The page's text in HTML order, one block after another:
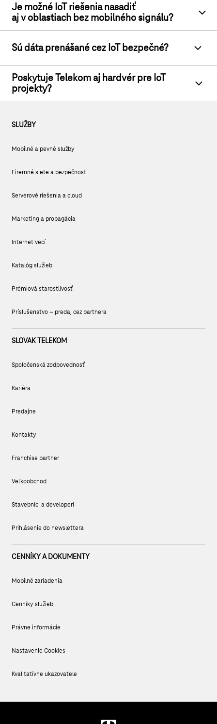
Je možné IoT riešenia nasadiť
aj v oblastiach bez mobilného signálu?
Sú dáta prenášané cez IoT bezpečné?
Poskytuje Telekom aj hardvér pre IoT
projekty?
SLUŽBY
Mobilné a pevné služby
Firemné siete a bezpečnosť
Serverové riešenia a cloud
Marketing a propagácia
Internet vecí
Katalóg služieb
Prémiová starostlivosť
Príslušenstvo – predaj cez partnera
SLOVAK TELEKOM
Spoločenská zodpovednosť
Kariéra
Predajne
Kontakty
Franchise partner
Veľkoobchod
Stavebníci a developeri
Prihlásenie do newslettera
CENNÍKY A DOKUMENTY
Mobilné zariadenia
Cenníky služieb
Právne informácie
Nastavenie Cookies
Kvalitatívne ukazovatele